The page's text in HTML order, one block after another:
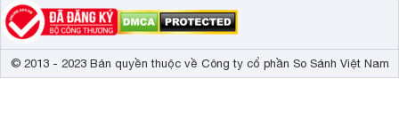
© 2013 - 2023 Bản quyền thuộc về Công ty cổ phần So Sánh Việt Nam